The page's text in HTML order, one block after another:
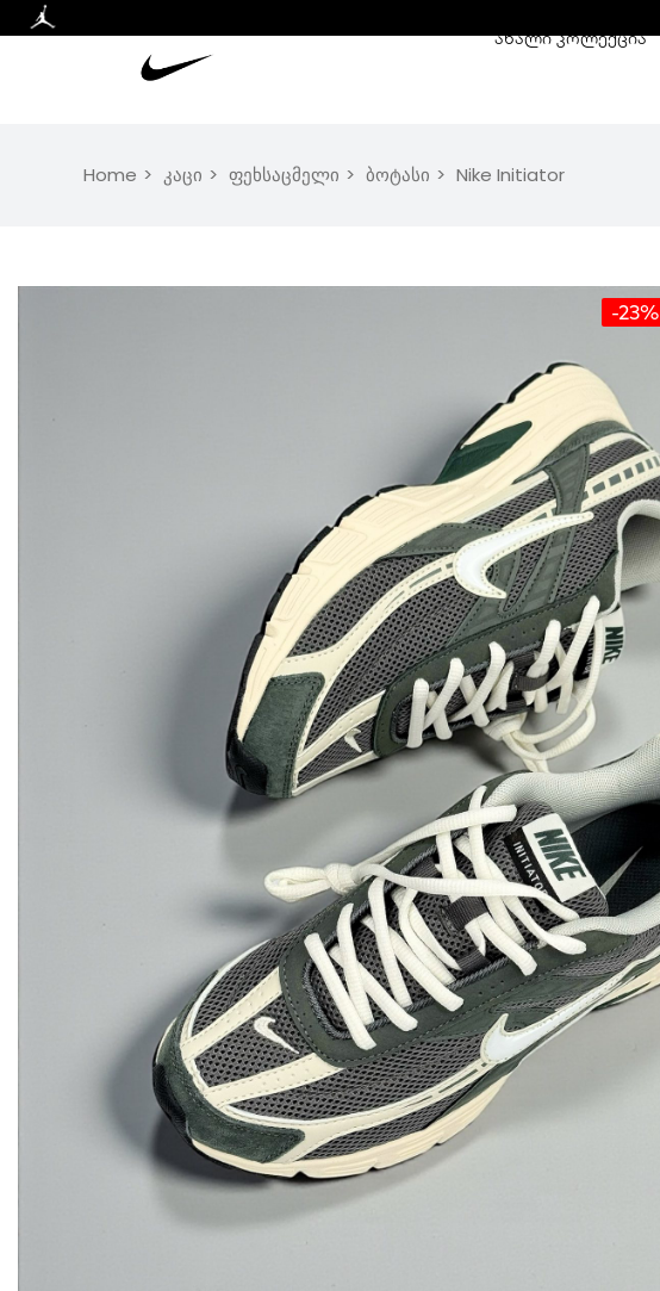
ᲐᲮᲐᲚᲘ ᲙᲝᲚᲔᲥᲪᲘᲐ
Home კაცი ფეხსაცმელი ბოტასი Nike Initiator
-23%